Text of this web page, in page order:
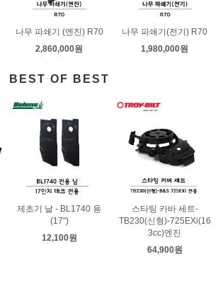
나무 파쇄기 (엔진) R70
2,860,000원
나무 파쇄기(전기) R70
1,980,000원
BEST OF BEST
제초기 날 - BL1740 용
(17")
12,100원
스타팅 카바 세트-
TB230(신형)-725EXi(16
3cc)엔진
64,900원